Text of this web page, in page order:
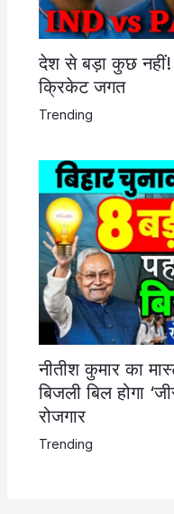
देश से बड़ा कुछ
क्रिकेट जगत
Trending
नीतीश कुमार का
बिजली बिल होगा
रोजगार
Trending